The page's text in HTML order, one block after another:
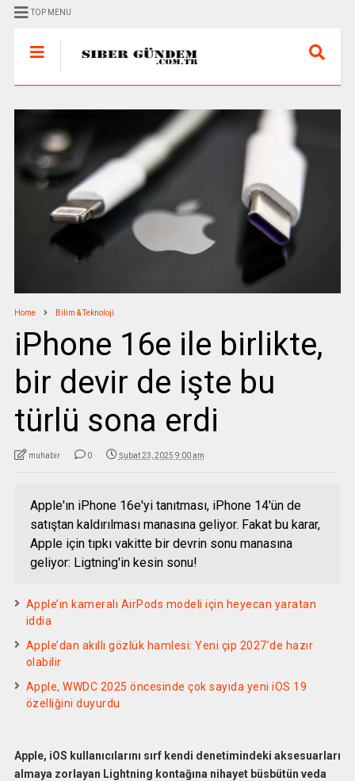
TOP MENU
Home Bilim & Teknoloji
iPhone 16e ile birlikte,
bir devir de işte bu
türlü sona erdi
muhabir 0 Şubat 23, 2025 9:00 am
Apple'ın iPhone 16e'yi tanıtması, iPhone 14'ün de
satıştan kaldırılması manasına geliyor. Fakat bu karar,
Apple için tıpkı vakitte bir devrin sonu manasına
geliyor: Ligtning'in kesin sonu!
Apple’ın kameralı AirPods modeli için heyecan yaratan
iddia
Apple’dan akıllı gözlük hamlesi: Yeni çip 2027’de hazır
olabilir
Apple, WWDC 2025 öncesinde çok sayıda yeni iOS 19
özelliğini duyurdu
Apple, iOS kullanıcılarını sırf kendi denetimindeki aksesuarları
almaya zorlayan Lightning kontağına nihayet büsbütün veda